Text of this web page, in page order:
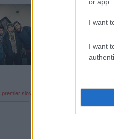
I want
I want
Zsigiribé, azaz az
azóta sok más
premierslow